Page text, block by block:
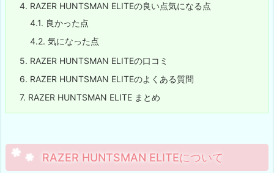
4. RAZER HUNTSMAN ELITEの良い点気になる点
4.1. 良かった点
4.2. 気になった点
5. RAZER HUNTSMAN ELITEの口コミ
6. RAZER HUNTSMAN ELITEのよくある質問
7. RAZER HUNTSMAN ELITE まとめ
RAZER HUNTSMAN ELITEについて